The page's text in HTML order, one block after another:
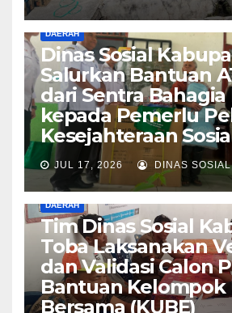
DAERAH
Dinas Sosial
Salurkan Bantuan
dari Sentra
kepada Pemerlu
Kesejahteraan
JUL 17, 2026 DINAS SOSIAL
DAERAH
Tim Dinas Sosial
Toba Laksanakan
dan Validasi Calon
Bantuan Kelompok
Bersama (KUBE)